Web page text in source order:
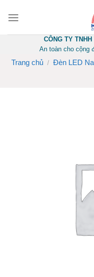
CÔNG TY
An toàn cho cộng
Trang chủ / Đèn LED